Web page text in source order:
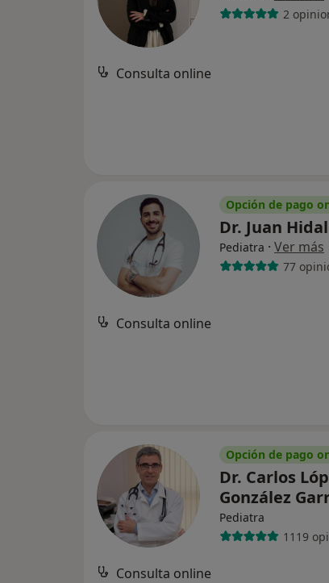
2
Consulta online
Opción de pago
Dr. Juan
Pediatra · Ver más
77
Consulta online
Opción de pago
Dr. Carlos
González
Pediatra
1119
Consulta online